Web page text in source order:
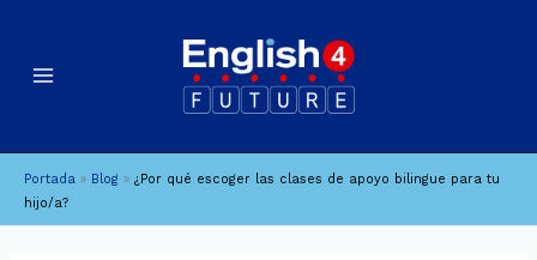
contenido
Portada » Blog » ¿Por qué escoger las clases de apoyo bilingue para tu
hijo/a?
a
i